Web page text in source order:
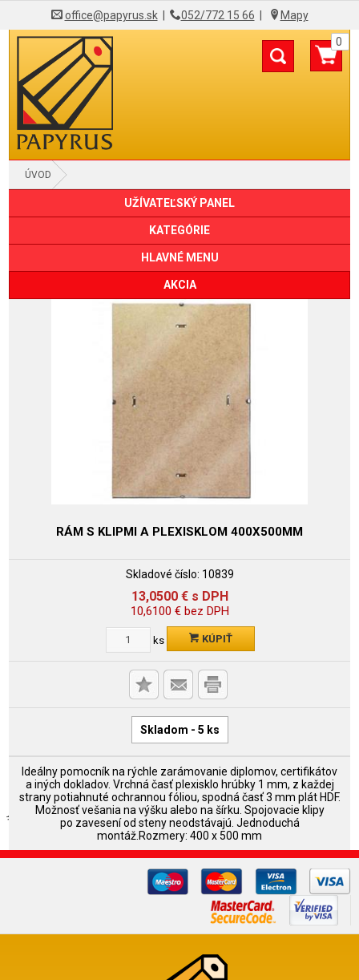
office@papyrus.sk| 052/772 15 66 Mapy
0
ÚVOD
UŽÍVATEĽSKÝ PANEL
KATEGÓRIE
HLAVNÉ MENU
AKCIA
RÁM S KLIPMI A PLEXISKLOM 400X500MM
Skladové číslo: 10839
13,0500 €s DPH
10,6100 €bez DPH
ks KÚPIŤ
Skladom - 5 ks
Ideálny pomocník na rýchle zarámovanie diplomov, certifikátov
a iných dokladov. Vrchná časť plexisklo hrúbky 1 mm, z každej
strany potiahnuté ochrannou fóliou, spodná časť 3 mm plát HDF.
Možnosť vešania na výšku alebo na šírku. Spojovacie klipy
po zavesení od steny neodstávajú. Jednoduchá
montáž.Rozmery: 400 x 500 mm